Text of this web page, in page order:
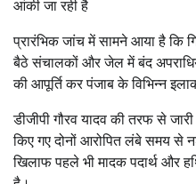
आंकी जा रही है
प्रारंभिक जांच में सामने आया है कि
बैठे संचालकों और जेल में बंद
की आपूर्ति कर पंजाब के विभिन्न
डीजीपी गौरव यादव की तरफ से
किए गए दोनों आरोपित लंबे समय
खिलाफ पहले भी मादक पदार्थ और